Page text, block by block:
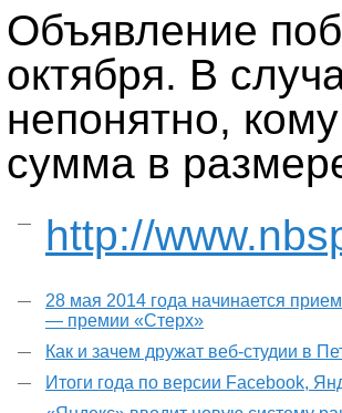
Объявление
октября. В
непонятно,
сумма в
http://
28 мая 2014 года начинается
— премии «Стерх»
Как и зачем дружат веб-студии в
Итоги года по версии Facebook,